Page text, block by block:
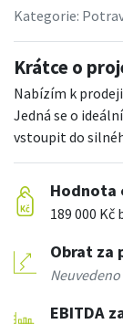
Kategorie:
Krátce o
Nabízím k
Jedná se o
vstoupit do
Hodnota
189 000 Kč
Obrat za
Neuvedeno
EBITDA